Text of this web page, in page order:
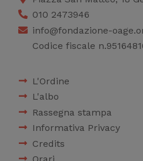
010 2473946
info@fondazione-
Codice fiscale
L'Ordine
L'albo
Rassegna stampa
Informativa Privacy
Credits